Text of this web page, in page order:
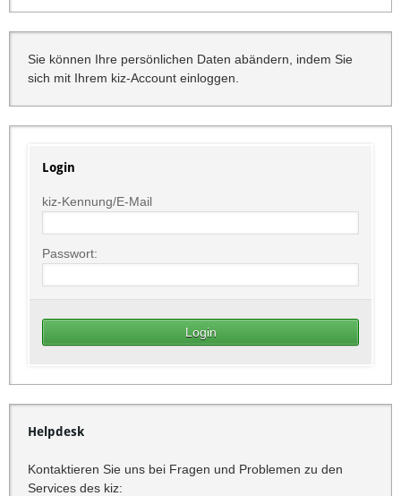
Sie können Ihre persönlichen Daten abändern, indem Sie
sich mit Ihrem kiz-Account einloggen.
Login
kiz-Kennung/E-Mail
Passwort:
Helpdesk
Kontaktieren Sie uns bei Fragen und Problemen zu den
Services des kiz: